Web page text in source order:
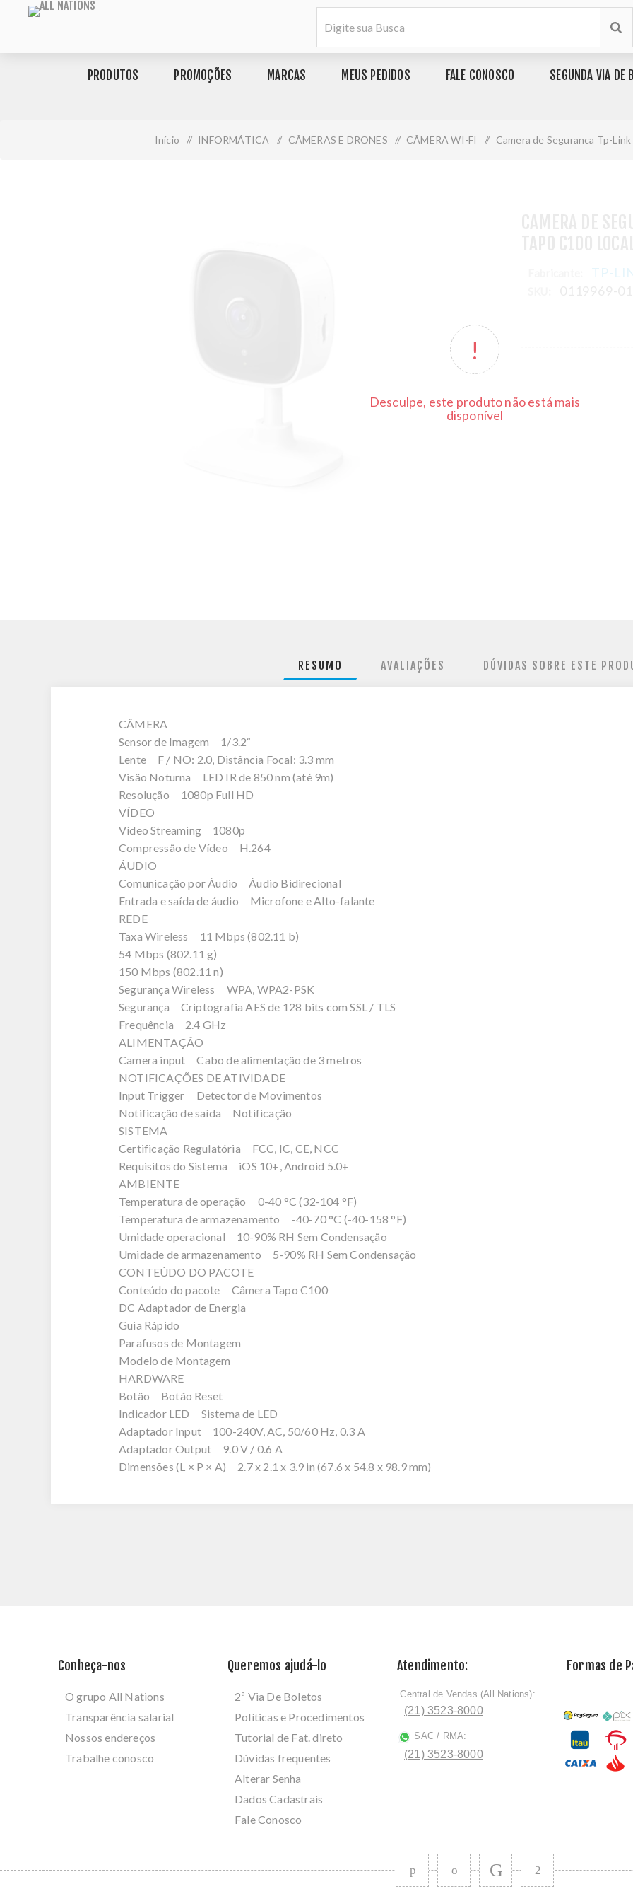
PRODUTOS PROMOÇÕES MARCAS MEUS PEDIDOS FALE CONOSCO SEGUNDA VIA DE
Início / INFORMÁTICA / CÂMERAS E DRONES / CÂMERA WI-FI / Camera de Seguranca Tp-
Desculpe, este produto não está mais
disponível
TP-
RESUMO AVALIAÇÕES DÚVIDAS SOBRE ESTE
CÂMERA
Sensor de Imagem 1/3.2“
Lente F / NO: 2.0, Distância Focal: 3.3 mm
Visão Noturna LED IR de 850 nm (até 9m)
Resolução 1080p Full HD
VÍDEO
Vídeo Streaming 1080p
Compressão de Vídeo H.264
ÁUDIO
Comunicação por Áudio Áudio Bidirecional
Entrada e saída de áudio Microfone e Alto-falante
REDE
Taxa Wireless 11 Mbps (802.11 b)
54 Mbps (802.11 g)
150 Mbps (802.11 n)
Segurança Wireless WPA, WPA2-PSK
Segurança Criptografia AES de 128 bits com SSL / TLS
Frequência 2.4 GHz
ALIMENTAÇÃO
Camera input Cabo de alimentação de 3 metros
NOTIFICAÇÕES DE ATIVIDADE
Input Trigger Detector de Movimentos
Notificação de saída Notificação
SISTEMA
Certificação Regulatória FCC, IC, CE, NCC
Requisitos do Sistema iOS 10+, Android 5.0+
AMBIENTE
Temperatura de operação 0-40 °C (32-104 °F)
Temperatura de armazenamento -40-70 °C (-40-158 °F)
Umidade operacional 10-90% RH Sem Condensação
Umidade de armazenamento 5-90% RH Sem Condensação
CONTEÚDO DO PACOTE
Conteúdo do pacote Câmera Tapo C100
DC Adaptador de Energia
Guia Rápido
Parafusos de Montagem
Modelo de Montagem
HARDWARE
Botão Botão Reset
Indicador LED Sistema de LED
Adaptador Input 100-240V, AC, 50/60 Hz, 0.3 A
Adaptador Output 9.0 V / 0.6 A
Dimensões (L × P × A) 2.7 x 2.1 x 3.9 in (67.6 x 54.8 x 98.9 mm)
Conheça-nos
O grupo All Nations
Transparência salarial
Nossos endereços
Trabalhe conosco
Queremos ajudá-lo
2ª Via De Boletos
Políticas e Procedimentos
Tutorial de Fat. direto
Dúvidas frequentes
Alterar Senha
Dados Cadastrais
Fale Conosco
Atendimento:
ﾠCentral de Vendas (All Nations):
(21) 3523-8000
SAC / RMA:
(21) 3523-8000
Formas de